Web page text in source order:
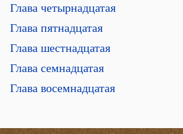
Глава четырнадцатая
Глава пятнадцатая
Глава шестнадцатая
Глава семнадцатая
Глава восемнадцатая